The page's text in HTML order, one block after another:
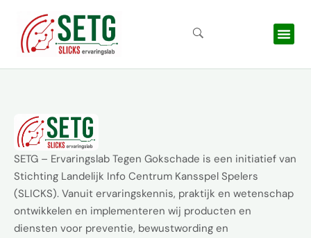
inhoud
SETG – Ervaringslab Tegen Gokschade is een initiatief van
Stichting Landelijk Info Centrum Kansspel Spelers
(SLICKS). Vanuit ervaringskennis, praktijk en wetenschap
ontwikkelen en implementeren wij producten en
diensten voor preventie, bewustwording en